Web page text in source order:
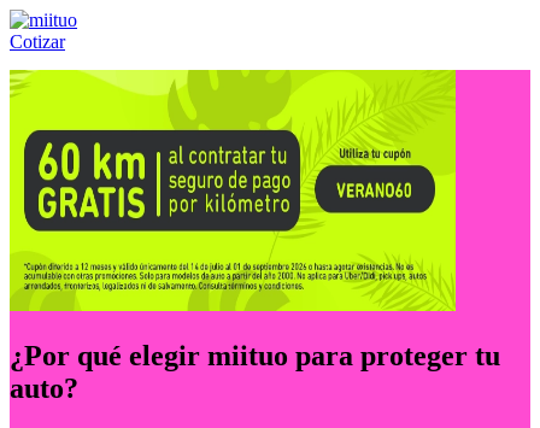
Cotizar
Llámanos al:(55) 84-21-05-00 ó
¿Por qué elegir miituo para proteger tu
auto?